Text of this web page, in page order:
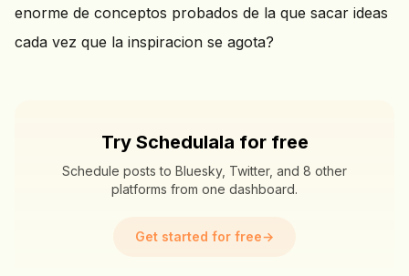
enorme de conceptos probados de la que sacar ideas
cada vez que la inspiracion se agota?
Try Schedulala for free
Schedule posts to Bluesky, Twitter, and 8 other
platforms from one dashboard.
Get started for free→